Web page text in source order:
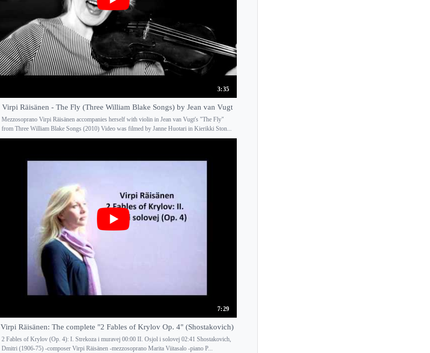
3:35
Virpi Räisänen - The Fly (Three William Blake Songs) by Jean van Vugt
Mezzosoprano Virpi Räisänen accompanies herself with violin in Jean van Vugt's "The Fly"
from Three William Blake Songs (2010) Video was filmed by Janne Huotari in Kierikki Ston...
7:29
Virpi Räisänen: The complete "2 Fables of Krylov Op. 4" (Shostakovich)
2 Fables of Krylov (Op. 4): I. Strekoza i muravej 00:00 II. Osjol i solovej 02:41 Shostakovich,
Dmitri (1906-75) -composer Virpi Räisänen -mezzosoprano Marita Viitasalo -piano P...